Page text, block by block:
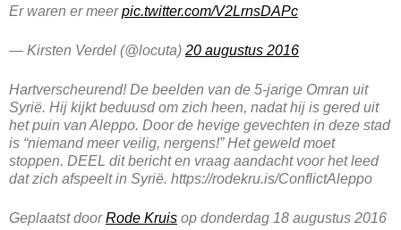
Er waren er meerpic.twitter.com/V2LrnsDAPc
— Kirsten Verdel (@locuta) 20 augustus 2016
Hartverscheurend! De beelden van de 5-jarige Omran uit
Syrië. Hij kijkt beduusd om zich heen, nadat hij is gered uit
het puin van Aleppo. Door de hevige gevechten in deze stad
is “niemand meer veilig, nergens!” Het geweld moet
stoppen. DEEL dit bericht en vraag aandacht voor het leed
dat zich afspeelt in Syrië. https://rodekru.is/ConflictAleppo
Geplaatst doorRode Kruis op donderdag 18 augustus 2016